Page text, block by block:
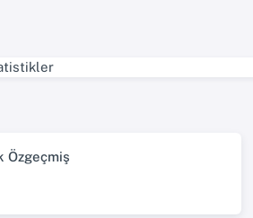
Özgeçmiş